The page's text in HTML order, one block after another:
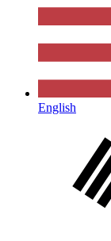
English